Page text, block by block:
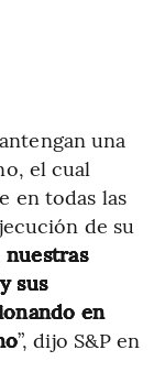
una
el cual
en todas las
de su
nuestras
sus
en
”, dijo S&P en